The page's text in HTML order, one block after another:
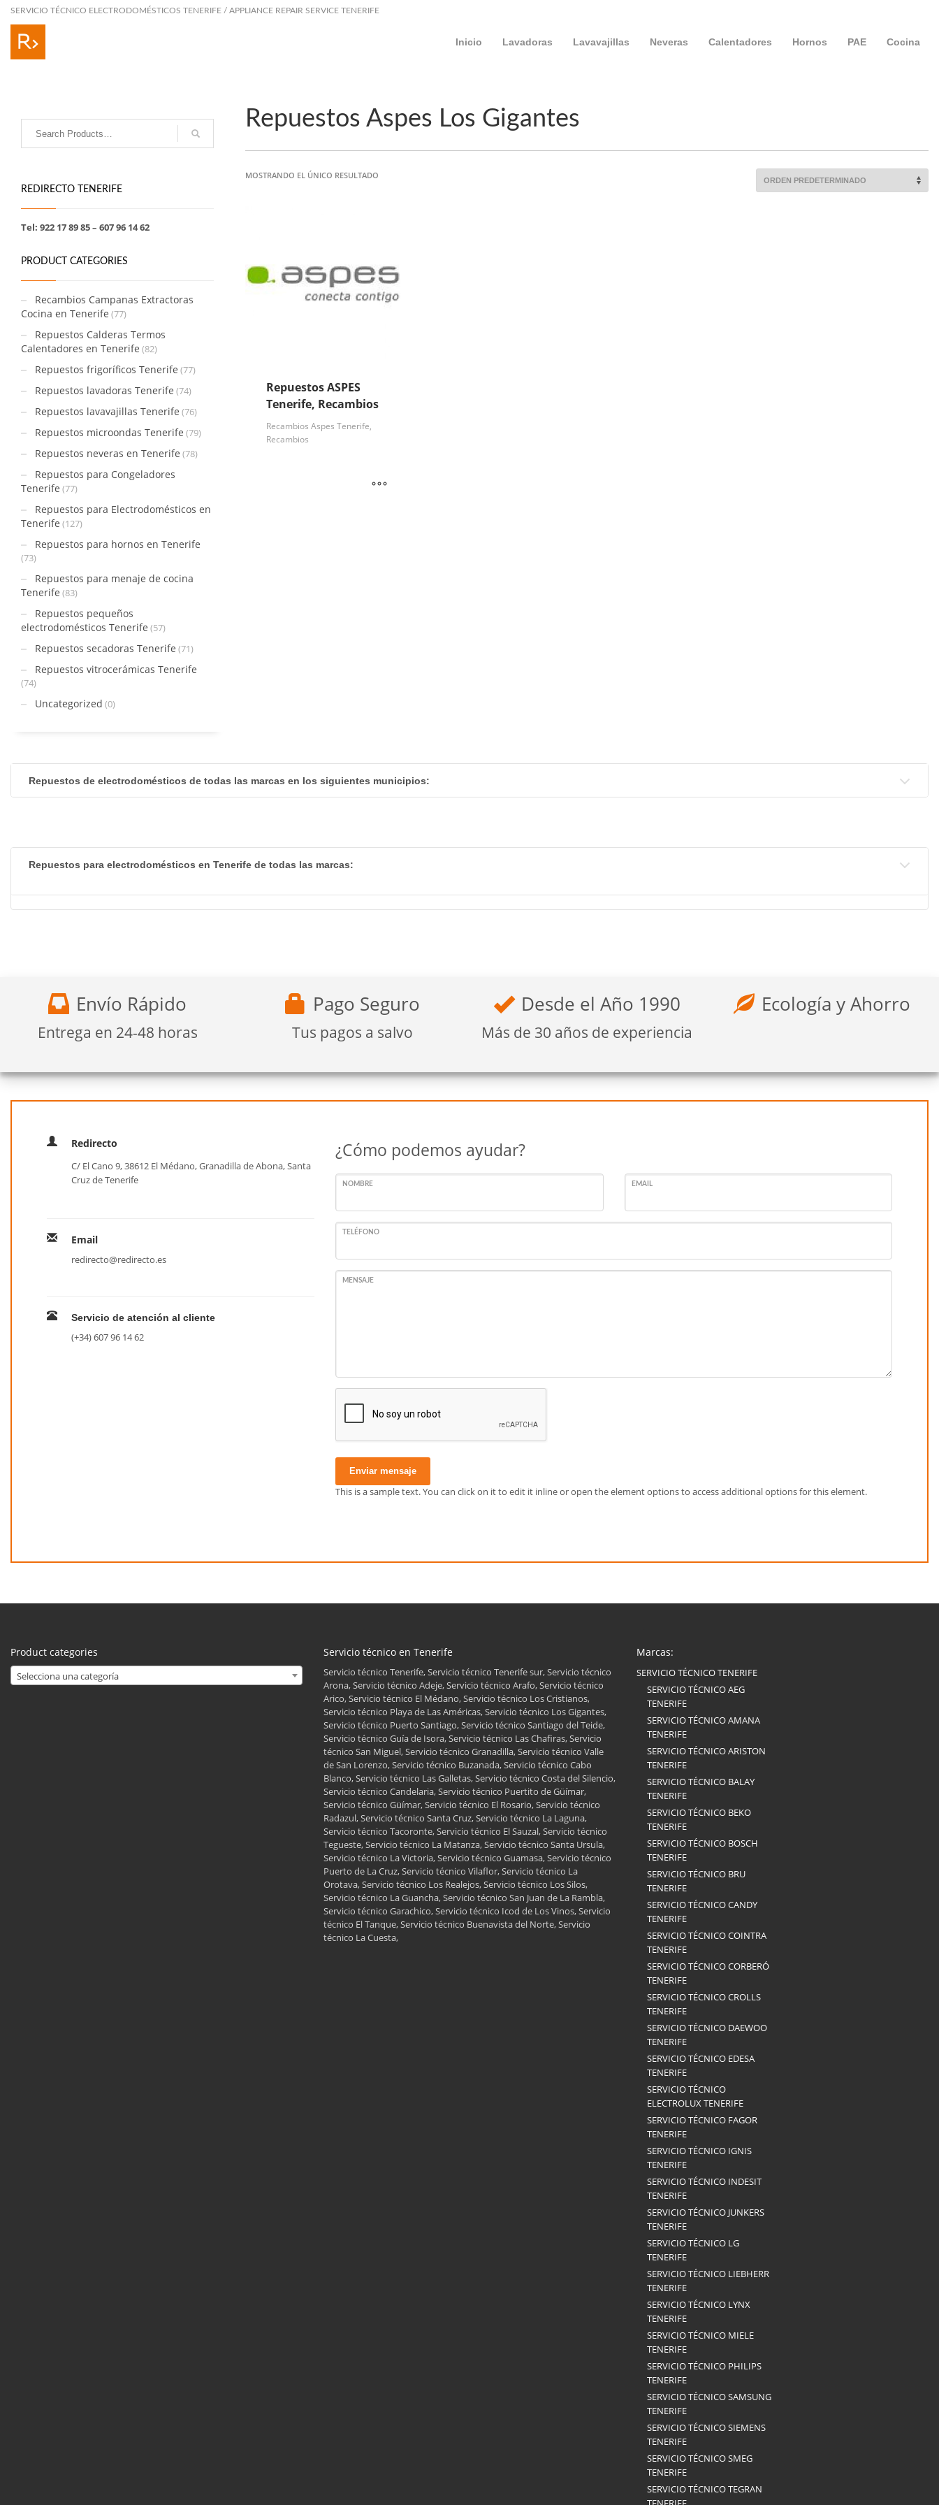
SERVICIO TÉCNICO ELECTRODOMÉSTICOS TENERIFE / APPLIANCE REPAIR SERVICE TENERIFE
Inicio Lavadoras Lavavajillas Neveras Calentadores Hornos PAE Cocina
Repuestos Aspes Los Gigantes
MOSTRANDO EL ÚNICO RESULTADO
Repuestos ASPES
Tenerife, Recambios
Recambios Aspes Tenerife,
Recambios
REDIRECTO TENERIFE
Tel: 922 17 89 85 – 607 96 14 62
PRODUCT CATEGORIES
Recambios Campanas Extractoras
Cocina en Tenerife (77)
Repuestos Calderas Termos
Calentadores en Tenerife (82)
Repuestos frigoríficos Tenerife (77)
Repuestos lavadoras Tenerife (74)
Repuestos lavavajillas Tenerife (76)
Repuestos microondas Tenerife (79)
Repuestos neveras en Tenerife (78)
Repuestos para Congeladores
Tenerife (77)
Repuestos para Electrodomésticos en
Tenerife (127)
Repuestos para hornos en Tenerife
(73)
Repuestos para menaje de cocina
Tenerife (83)
Repuestos pequeños
electrodomésticos Tenerife (57)
Repuestos secadoras Tenerife (71)
Repuestos vitrocerámicas Tenerife
(74)
Uncategorized (0)
Repuestos de electrodomésticos de todas las marcas en los siguientes municipios:
Repuestos para electrodomésticos en Tenerife de todas las marcas:
Envío Rápido
Entrega en 24-48 horas
Pago Seguro
Tus pagos a salvo
Desde el Año 1990
Más de 30 años de experiencia
Ecología y Ahorro
Redirecto
C/ El Cano 9, 38612 El Médano, Granadilla de Abona, Santa
Cruz de Tenerife
Email
redirecto@redirecto.es
Servicio de atención al cliente
(+34) 607 96 14 62
¿Cómo podemos ayudar?
NOMBRE EMAIL
TELÉFONO
MENSAJE
Enviar mensaje
This is a sample text. You can click on it to edit it inline or open the element options to access additional options for this element.
Product categories
Selecciona una categoría
Servicio técnico en Tenerife
Servicio técnico Tenerife, Servicio técnico Tenerife sur, Servicio técnico
Arona, Servicio técnico Adeje, Servicio técnico Arafo, Servicio técnico
Arico, Servicio técnico El Médano, Servicio técnico Los Cristianos,
Servicio técnico Playa de Las Américas, Servicio técnico Los Gigantes,
Servicio técnico Puerto Santiago, Servicio técnico Santiago del Teide,
Servicio técnico Guía de Isora, Servicio técnico Las Chafiras, Servicio
técnico San Miguel, Servicio técnico Granadilla, Servicio técnico Valle
de San Lorenzo, Servicio técnico Buzanada, Servicio técnico Cabo
Blanco, Servicio técnico Las Galletas, Servicio técnico Costa del Silencio,
Servicio técnico Candelaria, Servicio técnico Puertito de Güímar,
Servicio técnico Güímar, Servicio técnico El Rosario, Servicio técnico
Radazul, Servicio técnico Santa Cruz, Servicio técnico La Laguna,
Servicio técnico Tacoronte, Servicio técnico El Sauzal, Servicio técnico
Tegueste, Servicio técnico La Matanza, Servicio técnico Santa Ursula,
Servicio técnico La Victoria, Servicio técnico Guamasa, Servicio técnico
Puerto de La Cruz, Servicio técnico Vilaflor, Servicio técnico La
Orotava, Servicio técnico Los Realejos, Servicio técnico Los Silos,
Servicio técnico La Guancha, Servicio técnico San Juan de La Rambla,
Servicio técnico Garachico, Servicio técnico Icod de Los Vinos, Servicio
técnico El Tanque, Servicio técnico Buenavista del Norte, Servicio
técnico La Cuesta,
Marcas:
SERVICIO TÉCNICO TENERIFE
SERVICIO TÉCNICO AEG
TENERIFE
SERVICIO TÉCNICO AMANA
TENERIFE
SERVICIO TÉCNICO ARISTON
TENERIFE
SERVICIO TÉCNICO BALAY
TENERIFE
SERVICIO TÉCNICO BEKO
TENERIFE
SERVICIO TÉCNICO BOSCH
TENERIFE
SERVICIO TÉCNICO BRU
TENERIFE
SERVICIO TÉCNICO CANDY
TENERIFE
SERVICIO TÉCNICO COINTRA
TENERIFE
SERVICIO TÉCNICO CORBERÓ
TENERIFE
SERVICIO TÉCNICO CROLLS
TENERIFE
SERVICIO TÉCNICO DAEWOO
TENERIFE
SERVICIO TÉCNICO EDESA
TENERIFE
SERVICIO TÉCNICO
ELECTROLUX TENERIFE
SERVICIO TÉCNICO FAGOR
TENERIFE
SERVICIO TÉCNICO IGNIS
TENERIFE
SERVICIO TÉCNICO INDESIT
TENERIFE
SERVICIO TÉCNICO JUNKERS
TENERIFE
SERVICIO TÉCNICO LG
TENERIFE
SERVICIO TÉCNICO LIEBHERR
TENERIFE
SERVICIO TÉCNICO LYNX
TENERIFE
SERVICIO TÉCNICO MIELE
TENERIFE
SERVICIO TÉCNICO PHILIPS
TENERIFE
SERVICIO TÉCNICO SAMSUNG
TENERIFE
SERVICIO TÉCNICO SIEMENS
TENERIFE
SERVICIO TÉCNICO SMEG
TENERIFE
SERVICIO TÉCNICO TEGRAN